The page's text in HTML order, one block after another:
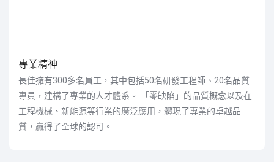
專業精神
長佳擁有300多名員工，其中包括50名研發工程師、20名品質
專員，建構了專業的人才體系。 「零缺陷」的品質概念以及在
工程機械、新能源等行業的廣泛應用，體現了專業的卓越品
質，贏得了全球的認可。